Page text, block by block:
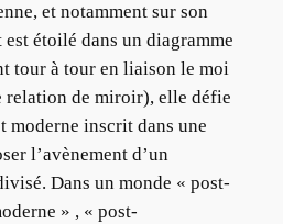
et notamment sur son
étoilé dans un diagramme
tour à tour en liaison le moi
relation de miroir), elle défie
moderne inscrit dans une
l’avènement d’un
Dans un monde « post-
» , « post-